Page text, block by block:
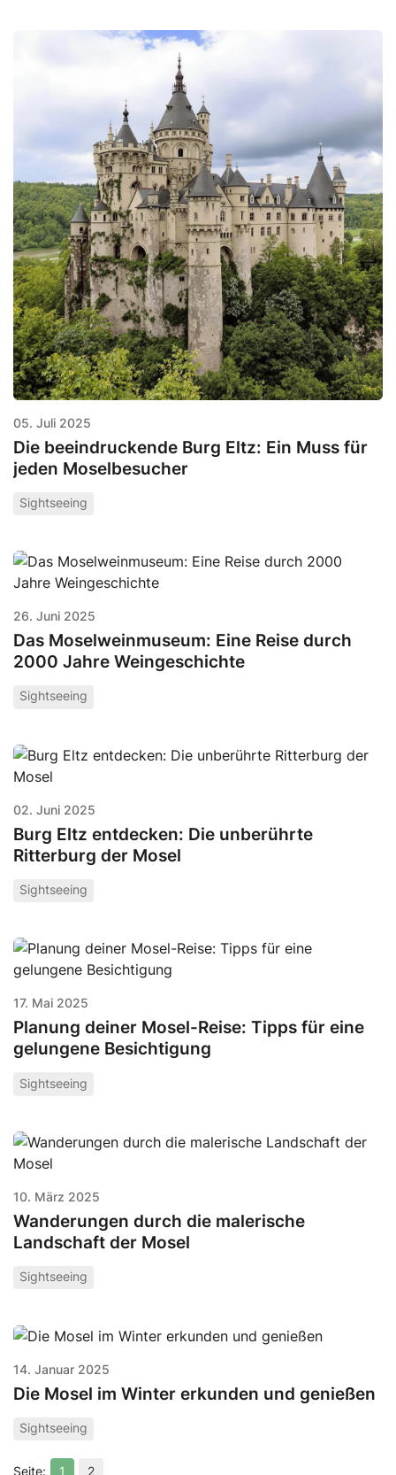
05. Juli 2025
Die beeindruckende Burg Eltz: Ein Muss für
jeden Moselbesucher
Sightseeing
26. Juni 2025
Das Moselweinmuseum: Eine Reise durch
2000 Jahre Weingeschichte
Sightseeing
02. Juni 2025
Burg Eltz entdecken: Die unberührte
Ritterburg der Mosel
Sightseeing
17. Mai 2025
Planung deiner Mosel-Reise: Tipps für eine
gelungene Besichtigung
Sightseeing
10. März 2025
Wanderungen durch die malerische
Landschaft der Mosel
Sightseeing
14. Januar 2025
Die Mosel im Winter erkunden und genießen
Sightseeing
1 2